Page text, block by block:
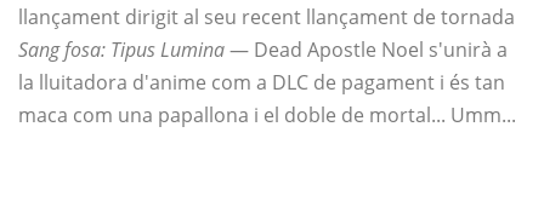
llançament dirigit al seu recent llançament de tornada
Sang fosa: Tipus Lumina— Dead Apostle Noel s'unirà a
la lluitadora d'anime com a DLC de pagament i és tan
maca com una papallona i el doble de mortal... Umm...